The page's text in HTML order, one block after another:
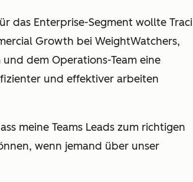
das Enterprise-Segment wollte Traci
Growth bei WeightWatchers,
dem Operations-Team eine
und effektiver arbeiten
meine Teams Leads zum richtigen
wenn jemand über unser